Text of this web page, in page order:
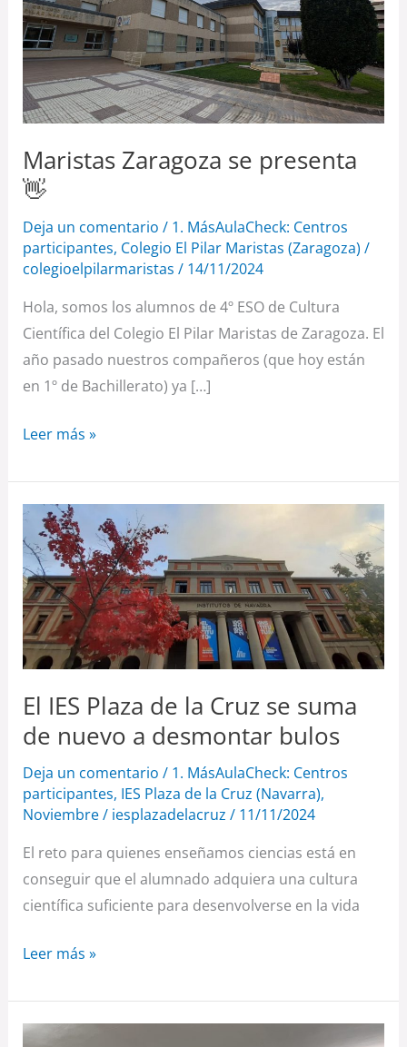
Maristas Zaragoza se presenta
👋
Deja un comentario / 1. MásAulaCheck: Centros
participantes, Colegio El Pilar Maristas (Zaragoza) /
colegioelpilarmaristas / 14/11/2024
Hola, somos los alumnos de 4º ESO de Cultura
Científica del Colegio El Pilar Maristas de Zaragoza. El
año pasado nuestros compañeros (que hoy están
en 1º de Bachillerato) ya […]
presenta
👋
Leer más »
El IES Plaza de la Cruz se suma
de nuevo a desmontar bulos
Deja un comentario / 1. MásAulaCheck: Centros
participantes, IES Plaza de la Cruz (Navarra),
Noviembre/ iesplazadelacruz / 11/11/2024
El reto para quienes enseñamos ciencias está en
conseguir que el alumnado adquiera una cultura
científica suficiente para desenvolverse en la vida
El
IES
Plaza
de
la
Cruz
se
suma
de
a
desmontar
Leer más »
EL